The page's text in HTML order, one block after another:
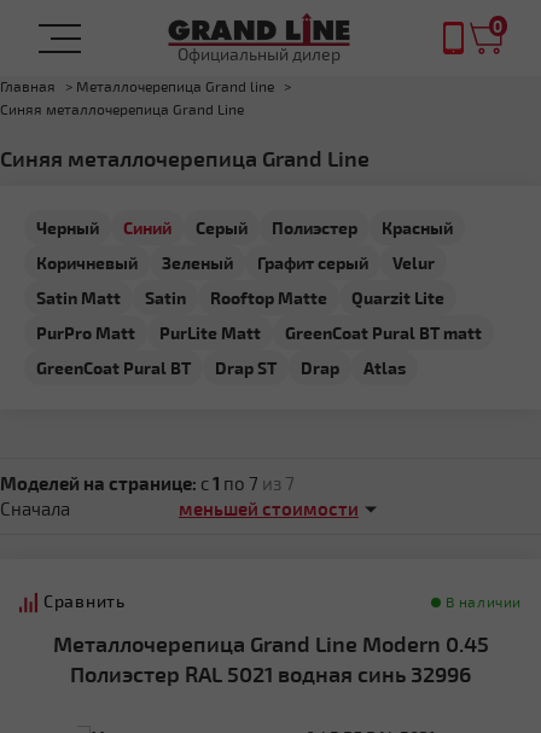
Официальный дилер
0
Главная
Металлочерепица Grand line
Синяя металлочерепица Grand Line
Синяя металлочерепица Grand Line
Черный Синий Серый Полиэстер
Красный
Коричневый
Зеленый Графит серый
Velur
Satin Matt
Satin Rooftop Matte
Quarzit Lite
PurPro Matt
PurLite Matt
GreenCoat Pural BT matt
GreenCoat Pural BT
Drap ST Drap Atlas
Моделей на странице: c1 по 7 из 7
Сначала
Сравнить В наличии
Металлочерепица Grand Line Modern 0.45
Полиэстер RAL 5021 водная синь 32996